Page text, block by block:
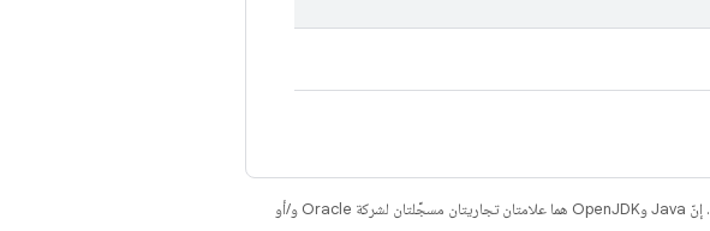
. إنّ Java وOpenJDK هما علامتان تجاريتان مسجَّلتان لشركة Oracle و/أو